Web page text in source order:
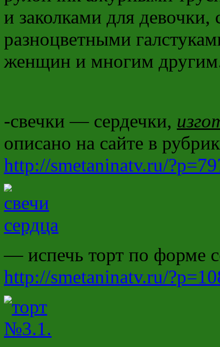
и заколками для девочки,
разноцветными
женщин и многим
-свечки — сердечки,
описано на сайте в
http://smetaninatv.ru/
— испечь торт по форме
http://smetaninatv.ru/